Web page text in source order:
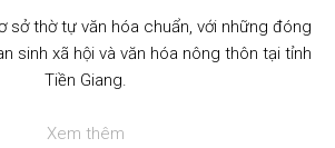
sở thờ tự văn hóa chuẩn, với những đóng
sinh xã hội và văn hóa nông thôn tại tỉnh
Tiền Giang.
Xem thêm